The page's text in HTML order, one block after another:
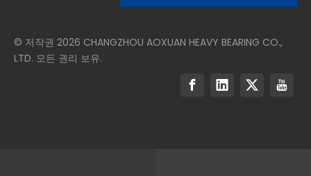
© 저작권 2026 CHANGZHOU AOXUAN HEAVY BEARING CO.,
LTD. 모든 권리 보유.